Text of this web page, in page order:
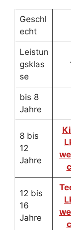
Geschl
echt
Leistun
gsklas
se
bis 8
Jahre
8 bis
12
Jahre
12 bis
16
Jahre